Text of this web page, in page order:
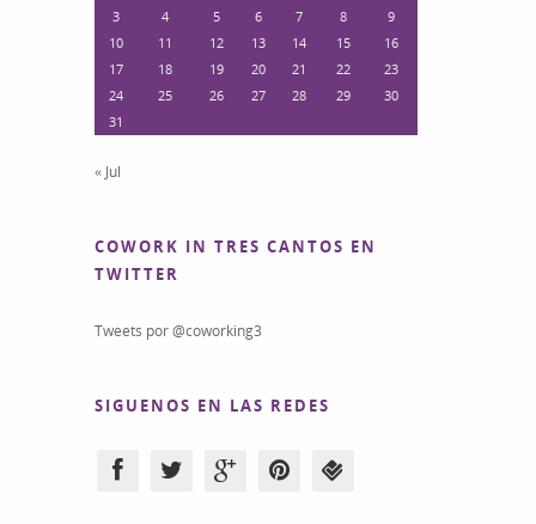
3
4 5 6 7 8
9
10
11 12 13 14 15
16
17
18 19 20 21 22
23
24
25 26 27 28 29
30
31
« Jul
COWORK IN TRES CANTOS EN
TWITTER
Tweets por @coworking3
SIGUENOS EN LAS REDES